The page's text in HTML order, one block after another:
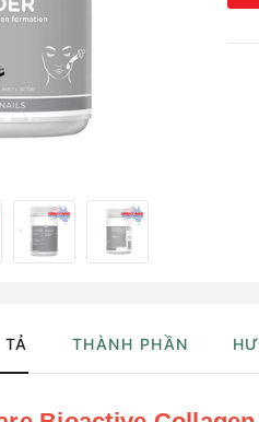
THÀNH PHẦN